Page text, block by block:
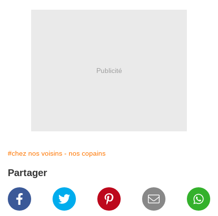
Publicité
#chez nos voisins - nos copains
Partager